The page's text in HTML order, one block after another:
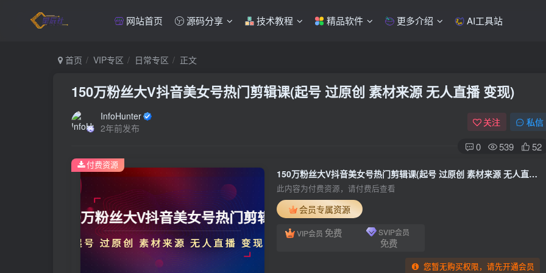
网站首页 源码分享 技术教程 精品软件 更多介绍 AI工具站
首页 VIP专区 日常专区 正文
150万粉丝大V抖音美女号热门剪辑课(起号 过原创 素材来源 无人直播 变现)
InfoHunter
2年前发布
关注 私信
0 539 52
150万粉丝大V抖音美女号热门剪辑课(起号 过原创 素材来源 无人直播 变现)
此内容为付费资源，请付费后查看
会员专属资源
VIP会员 免费 SVIP会员
免费
您暂无购买权限，请先开通会员
付费资源